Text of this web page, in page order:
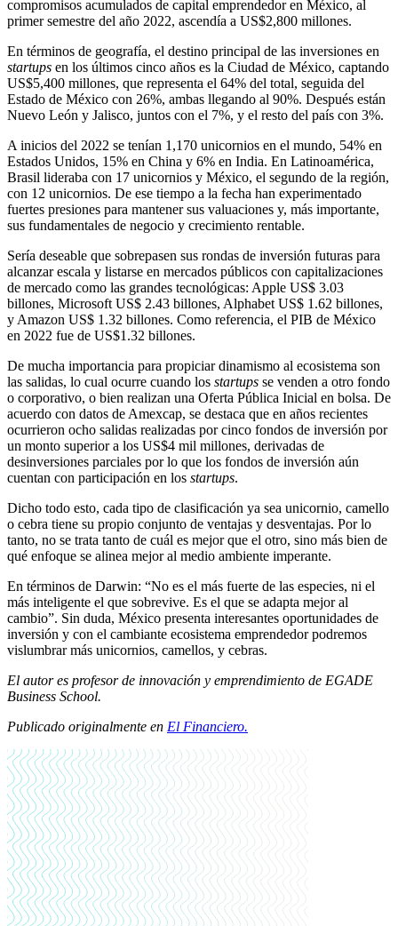
compromisos acumulados de capital emprendedor en México, al
primer semestre del año 2022, ascendía a US$2,800 millones.
En términos de geografía, el destino principal de las inversiones en
startups en los últimos cinco años es la Ciudad de México, captando
US$5,400 millones, que representa el 64% del total, seguida del
Estado de México con 26%, ambas llegando al 90%. Después están
Nuevo León y Jalisco, juntos con el 7%, y el resto del país con 3%.
A inicios del 2022 se tenían 1,170 unicornios en el mundo, 54% en
Estados Unidos, 15% en China y 6% en India. En Latinoamérica,
Brasil lideraba con 17 unicornios y México, el segundo de la región,
con 12 unicornios. De ese tiempo a la fecha han experimentado
fuertes presiones para mantener sus valuaciones y, más importante,
sus fundamentales de negocio y crecimiento rentable.
Sería deseable que sobrepasen sus rondas de inversión futuras para
alcanzar escala y listarse en mercados públicos con capitalizaciones
de mercado como las grandes tecnológicas: Apple US$ 3.03
billones, Microsoft US$ 2.43 billones, Alphabet US$ 1.62 billones,
y Amazon US$ 1.32 billones. Como referencia, el PIB de México
en 2022 fue de US$1.32 billones.
De mucha importancia para propiciar dinamismo al ecosistema son
las salidas, lo cual ocurre cuando los startups se venden a otro fondo
o corporativo, o bien realizan una Oferta Pública Inicial en bolsa. De
acuerdo con datos de Amexcap, se destaca que en años recientes
ocurrieron ocho salidas realizadas por cinco fondos de inversión por
un monto superior a los US$4 mil millones, derivadas de
desinversiones parciales por lo que los fondos de inversión aún
cuentan con participación en los startups.
Dicho todo esto, cada tipo de clasificación ya sea unicornio, camello
o cebra tiene su propio conjunto de ventajas y desventajas. Por lo
tanto, no se trata tanto de cuál es mejor que el otro, sino más bien de
qué enfoque se alinea mejor al medio ambiente imperante.
En términos de Darwin: “No es el más fuerte de las especies, ni el
más inteligente el que sobrevive. Es el que se adapta mejor al
cambio”. Sin duda, México presenta interesantes oportunidades de
inversión y con el cambiante ecosistema emprendedor podremos
vislumbrar más unicornios, camellos, y cebras.
El autor es profesor de innovación y emprendimiento de EGADE
Business School.
Publicado originalmente en El Financiero.